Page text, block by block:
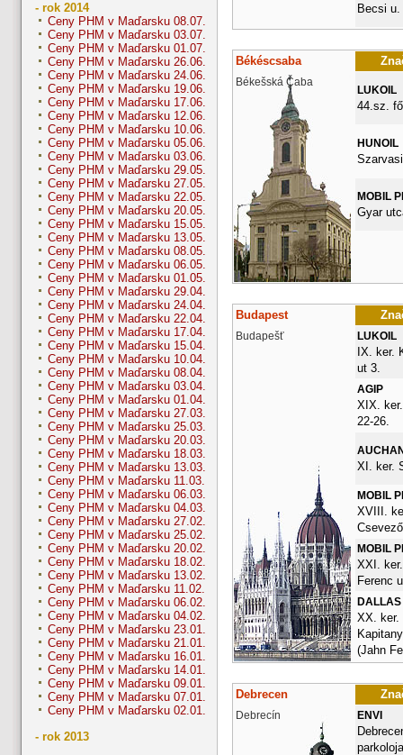
- rok 2014
Ceny PHM v Maďarsku 08.07.
Ceny PHM v Maďarsku 03.07.
Ceny PHM v Maďarsku 01.07.
Ceny PHM v Maďarsku 26.06.
Ceny PHM v Maďarsku 24.06.
Ceny PHM v Maďarsku 19.06.
Ceny PHM v Maďarsku 17.06.
Ceny PHM v Maďarsku 12.06.
Ceny PHM v Maďarsku 10.06.
Ceny PHM v Maďarsku 05.06.
Ceny PHM v Maďarsku 03.06.
Ceny PHM v Maďarsku 29.05.
Ceny PHM v Maďarsku 27.05.
Ceny PHM v Maďarsku 22.05.
Ceny PHM v Maďarsku 20.05.
Ceny PHM v Maďarsku 15.05.
Ceny PHM v Maďarsku 13.05.
Ceny PHM v Maďarsku 08.05.
Ceny PHM v Maďarsku 06.05.
Ceny PHM v Maďarsku 01.05.
Ceny PHM v Maďarsku 29.04.
Ceny PHM v Maďarsku 24.04.
Ceny PHM v Maďarsku 22.04.
Ceny PHM v Maďarsku 17.04.
Ceny PHM v Maďarsku 15.04.
Ceny PHM v Maďarsku 10.04.
Ceny PHM v Maďarsku 08.04.
Ceny PHM v Maďarsku 03.04.
Ceny PHM v Maďarsku 01.04.
Ceny PHM v Maďarsku 27.03.
Ceny PHM v Maďarsku 25.03.
Ceny PHM v Maďarsku 20.03.
Ceny PHM v Maďarsku 18.03.
Ceny PHM v Maďarsku 13.03.
Ceny PHM v Maďarsku 11.03.
Ceny PHM v Maďarsku 06.03.
Ceny PHM v Maďarsku 04.03.
Ceny PHM v Maďarsku 27.02.
Ceny PHM v Maďarsku 25.02.
Ceny PHM v Maďarsku 20.02.
Ceny PHM v Maďarsku 18.02.
Ceny PHM v Maďarsku 13.02.
Ceny PHM v Maďarsku 11.02.
Ceny PHM v Maďarsku 06.02.
Ceny PHM v Maďarsku 04.02.
Ceny PHM v Maďarsku 23.01.
Ceny PHM v Maďarsku 21.01.
Ceny PHM v Maďarsku 16.01.
Ceny PHM v Maďarsku 14.01.
Ceny PHM v Maďarsku 09.01.
Ceny PHM v Maďarsku 07.01.
Ceny PHM v Maďarsku 02.01.
- rok 2013
Becsi u.
Békéscsaba
Békešská Čaba
LUKOIL
44.sz.
HUNOIL
MOBIL
Gyar
Budapest
Budapešť LUKOIL
IX. ker.
ut 3.
AGIP
XIX.
22-26.
XI. ker.
MOBIL
XVIII.
MOBIL
XXI.
Ferenc
DALLAS
XX. ker.
(Jahn
Debrecen
Debrecín ENVI